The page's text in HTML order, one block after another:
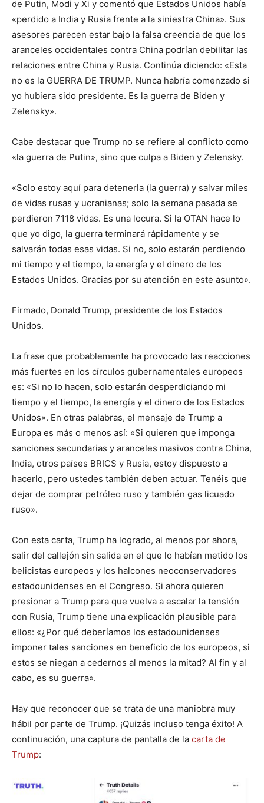
de Putin, Modi y Xi y comentó que Estados Unidos había
«perdido a India y Rusia frente a la siniestra China». Sus
asesores parecen estar bajo la falsa creencia de que los
aranceles occidentales contra China podrían debilitar las
relaciones entre China y Rusia. Continúa diciendo: «Esta
no es la GUERRA DE TRUMP. Nunca habría comenzado si
yo hubiera sido presidente. Es la guerra de Biden y
Zelensky».
Cabe destacar que Trump no se refiere al conflicto como
«la guerra de Putin», sino que culpa a Biden y Zelensky.
«Solo estoy aquí para detenerla (la guerra) y salvar miles
de vidas rusas y ucranianas; solo la semana pasada se
perdieron 7118 vidas. Es una locura. Si la OTAN hace lo
que yo digo, la guerra terminará rápidamente y se
salvarán todas esas vidas. Si no, solo estarán perdiendo
mi tiempo y el tiempo, la energía y el dinero de los
Estados Unidos. Gracias por su atención en este asunto».
Firmado, Donald Trump, presidente de los Estados
Unidos.
La frase que probablemente ha provocado las reacciones
más fuertes en los círculos gubernamentales europeos
es: «Si no lo hacen, solo estarán desperdiciando mi
tiempo y el tiempo, la energía y el dinero de los Estados
Unidos». En otras palabras, el mensaje de Trump a
Europa es más o menos así: «Si quieren que imponga
sanciones secundarias y aranceles masivos contra China,
India, otros países BRICS y Rusia, estoy dispuesto a
hacerlo, pero ustedes también deben actuar. Tenéis que
dejar de comprar petróleo ruso y también gas licuado
ruso».
Con esta carta, Trump ha logrado, al menos por ahora,
salir del callejón sin salida en el que lo habían metido los
belicistas europeos y los halcones neoconservadores
estadounidenses en el Congreso. Si ahora quieren
presionar a Trump para que vuelva a escalar la tensión
con Rusia, Trump tiene una explicación plausible para
ellos: «¿Por qué deberíamos los estadounidenses
imponer tales sanciones en beneficio de los europeos, si
estos se niegan a cedernos al menos la mitad? Al fin y al
cabo, es su guerra».
Hay que reconocer que se trata de una maniobra muy
hábil por parte de Trump. ¡Quizás incluso tenga éxito! A
continuación, una captura de pantalla de la carta de
Trump: